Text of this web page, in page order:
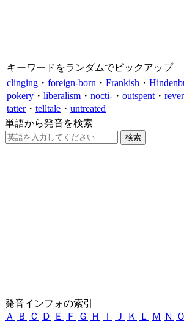
キーワードをランダムでピックアップ
clinging ・ foreign-born ・ Frankish ・
pokery ・ liberalism ・ nocti- ・ outspent ・
tatter・ telltale ・ untreated
単語から発音を検索
発音インフォの索引
Ａ
Ｂ Ｃ Ｄ Ｅ Ｆ Ｇ Ｈ Ｉ Ｊ Ｋ Ｌ Ｍ Ｎ Ｏ